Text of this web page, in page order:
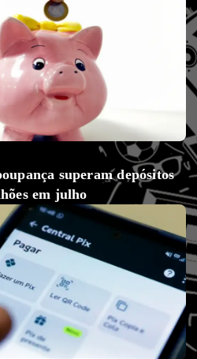
superam depósitos
em julho